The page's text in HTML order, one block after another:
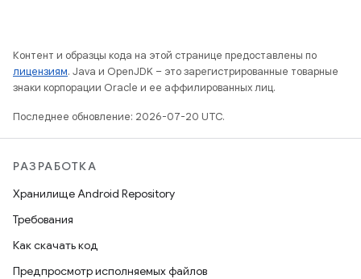
Контент и образцы кода на этой странице предоставлены по
лицензиям. Java и OpenJDK – это зарегистрированные товарные
знаки корпорации Oracle и ее аффилированных лиц.
Последнее обновление: 2026-07-20 UTC.
РАЗРАБОТКА
Хранилище Android Repository
Требования
Как скачать код
Предпросмотр исполняемых файлов